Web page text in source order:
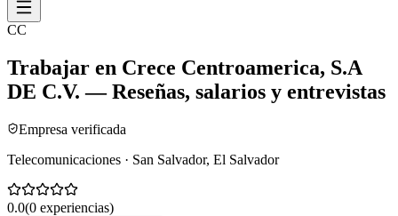
CC
Trabajar en Crece Centroamerica, S.A
DE C.V. — Reseñas, salarios y entrevistas
Empresa verificada
Telecomunicaciones · San Salvador, El Salvador
0.0(0 experiencias)